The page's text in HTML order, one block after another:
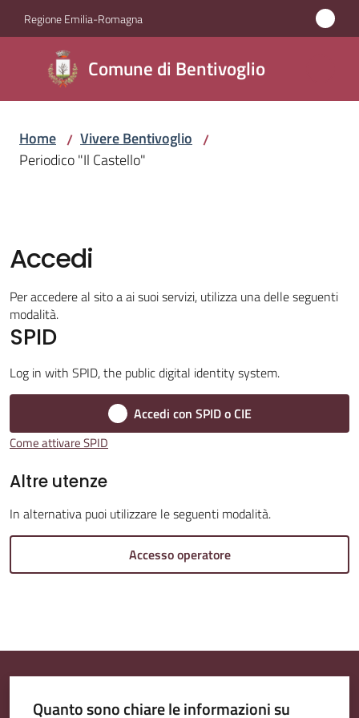
Vai al contenuto
Vai alla navigazione
Vai al footer
Regione Emilia-Romagna
Comune di Bentivoglio
Comune di
Bentivoglio
Amministrazione
Vivere
Bentivoglio
Menu selezionato
Amministrazione
Trasparente
A
b
o
r
Home / Vivere Bentivoglio /
Periodico "Il Castello"
Accedi
Per accedere al sito a ai suoi servizi, utilizza una delle seguenti
modalità.
SPID
Log in with SPID, the public digital identity system.
Accedi con SPID o CIE
Come attivare SPID
Altre utenze
In alternativa puoi utilizzare le seguenti modalità.
Accesso operatore
Quanto sono chiare le informazioni su